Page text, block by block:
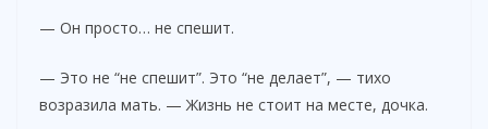
— Он просто… не спешит.
— Это не “не спешит”. Это “не делает”, — тихо
возразила мать. — Жизнь не стоит на месте, дочка.